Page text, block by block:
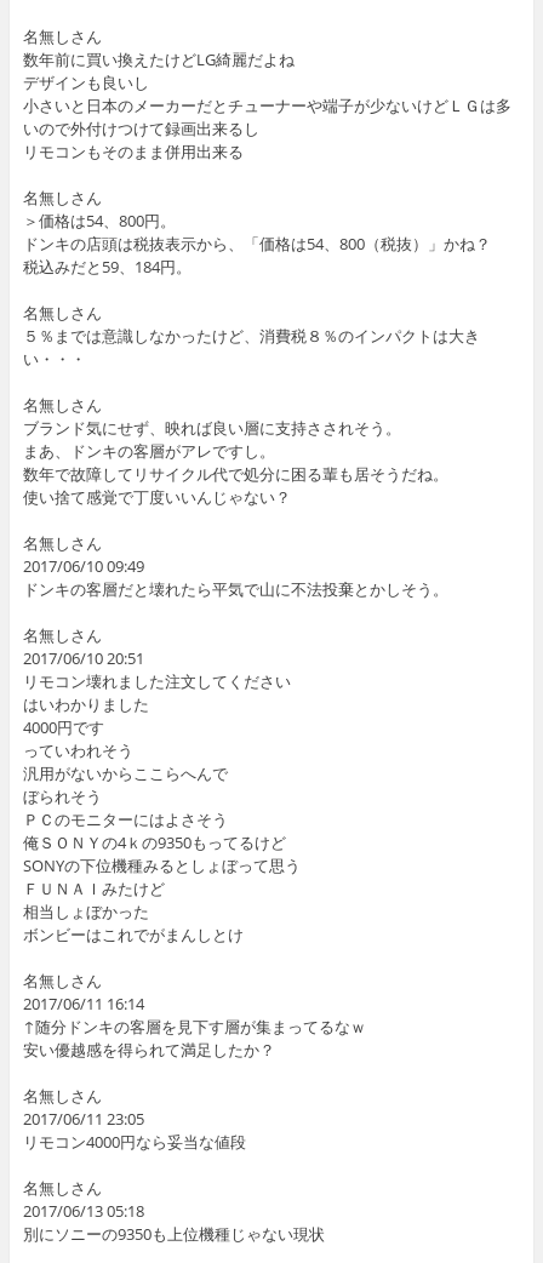
名無しさん
数年前に買い換えたけどLG綺麗だよね
デザインも良いし
小さいと日本のメーカーだとチューナーや端子が少ないけどＬＧは多
いので外付けつけて録画出来るし
リモコンもそのまま併用出来る
名無しさん
＞価格は54、800円。
ドンキの店頭は税抜表示から、「価格は54、800（税抜）」かね？
税込みだと59、184円。
名無しさん
５％までは意識しなかったけど、消費税８％のインパクトは大き
い・・・
名無しさん
ブランド気にせず、映れば良い層に支持さされそう。
まあ、ドンキの客層がアレですし。
数年で故障してリサイクル代で処分に困る輩も居そうだね。
使い捨て感覚で丁度いいんじゃない？
名無しさん
2017/06/10 09:49
ドンキの客層だと壊れたら平気で山に不法投棄とかしそう。
名無しさん
2017/06/10 20:51
リモコン壊れました注文してください
はいわかりました
4000円です
っていわれそう
汎用がないからここらへんで
ぼられそう
ＰＣのモニターにはよさそう
俺ＳＯＮＹの4ｋの9350もってるけど
SONYの下位機種みるとしょぼって思う
ＦＵＮＡＩみたけど
相当しょぼかった
ボンビーはこれでがまんしとけ
名無しさん
2017/06/11 16:14
↑随分ドンキの客層を見下す層が集まってるなｗ
安い優越感を得られて満足したか？
名無しさん
2017/06/11 23:05
リモコン4000円なら妥当な値段
名無しさん
2017/06/13 05:18
別にソニーの9350も上位機種じゃない現状